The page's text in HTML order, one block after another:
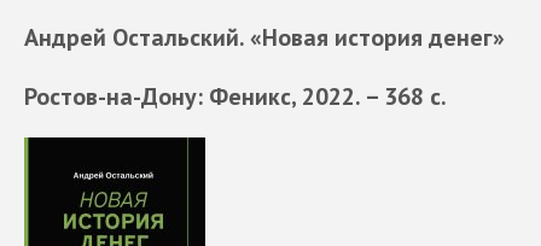
Андрей Остальский. «Новая история денег»
Ростов-на-Дону: Феникс, 2022. – 368 с.